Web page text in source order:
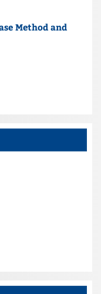
Method and